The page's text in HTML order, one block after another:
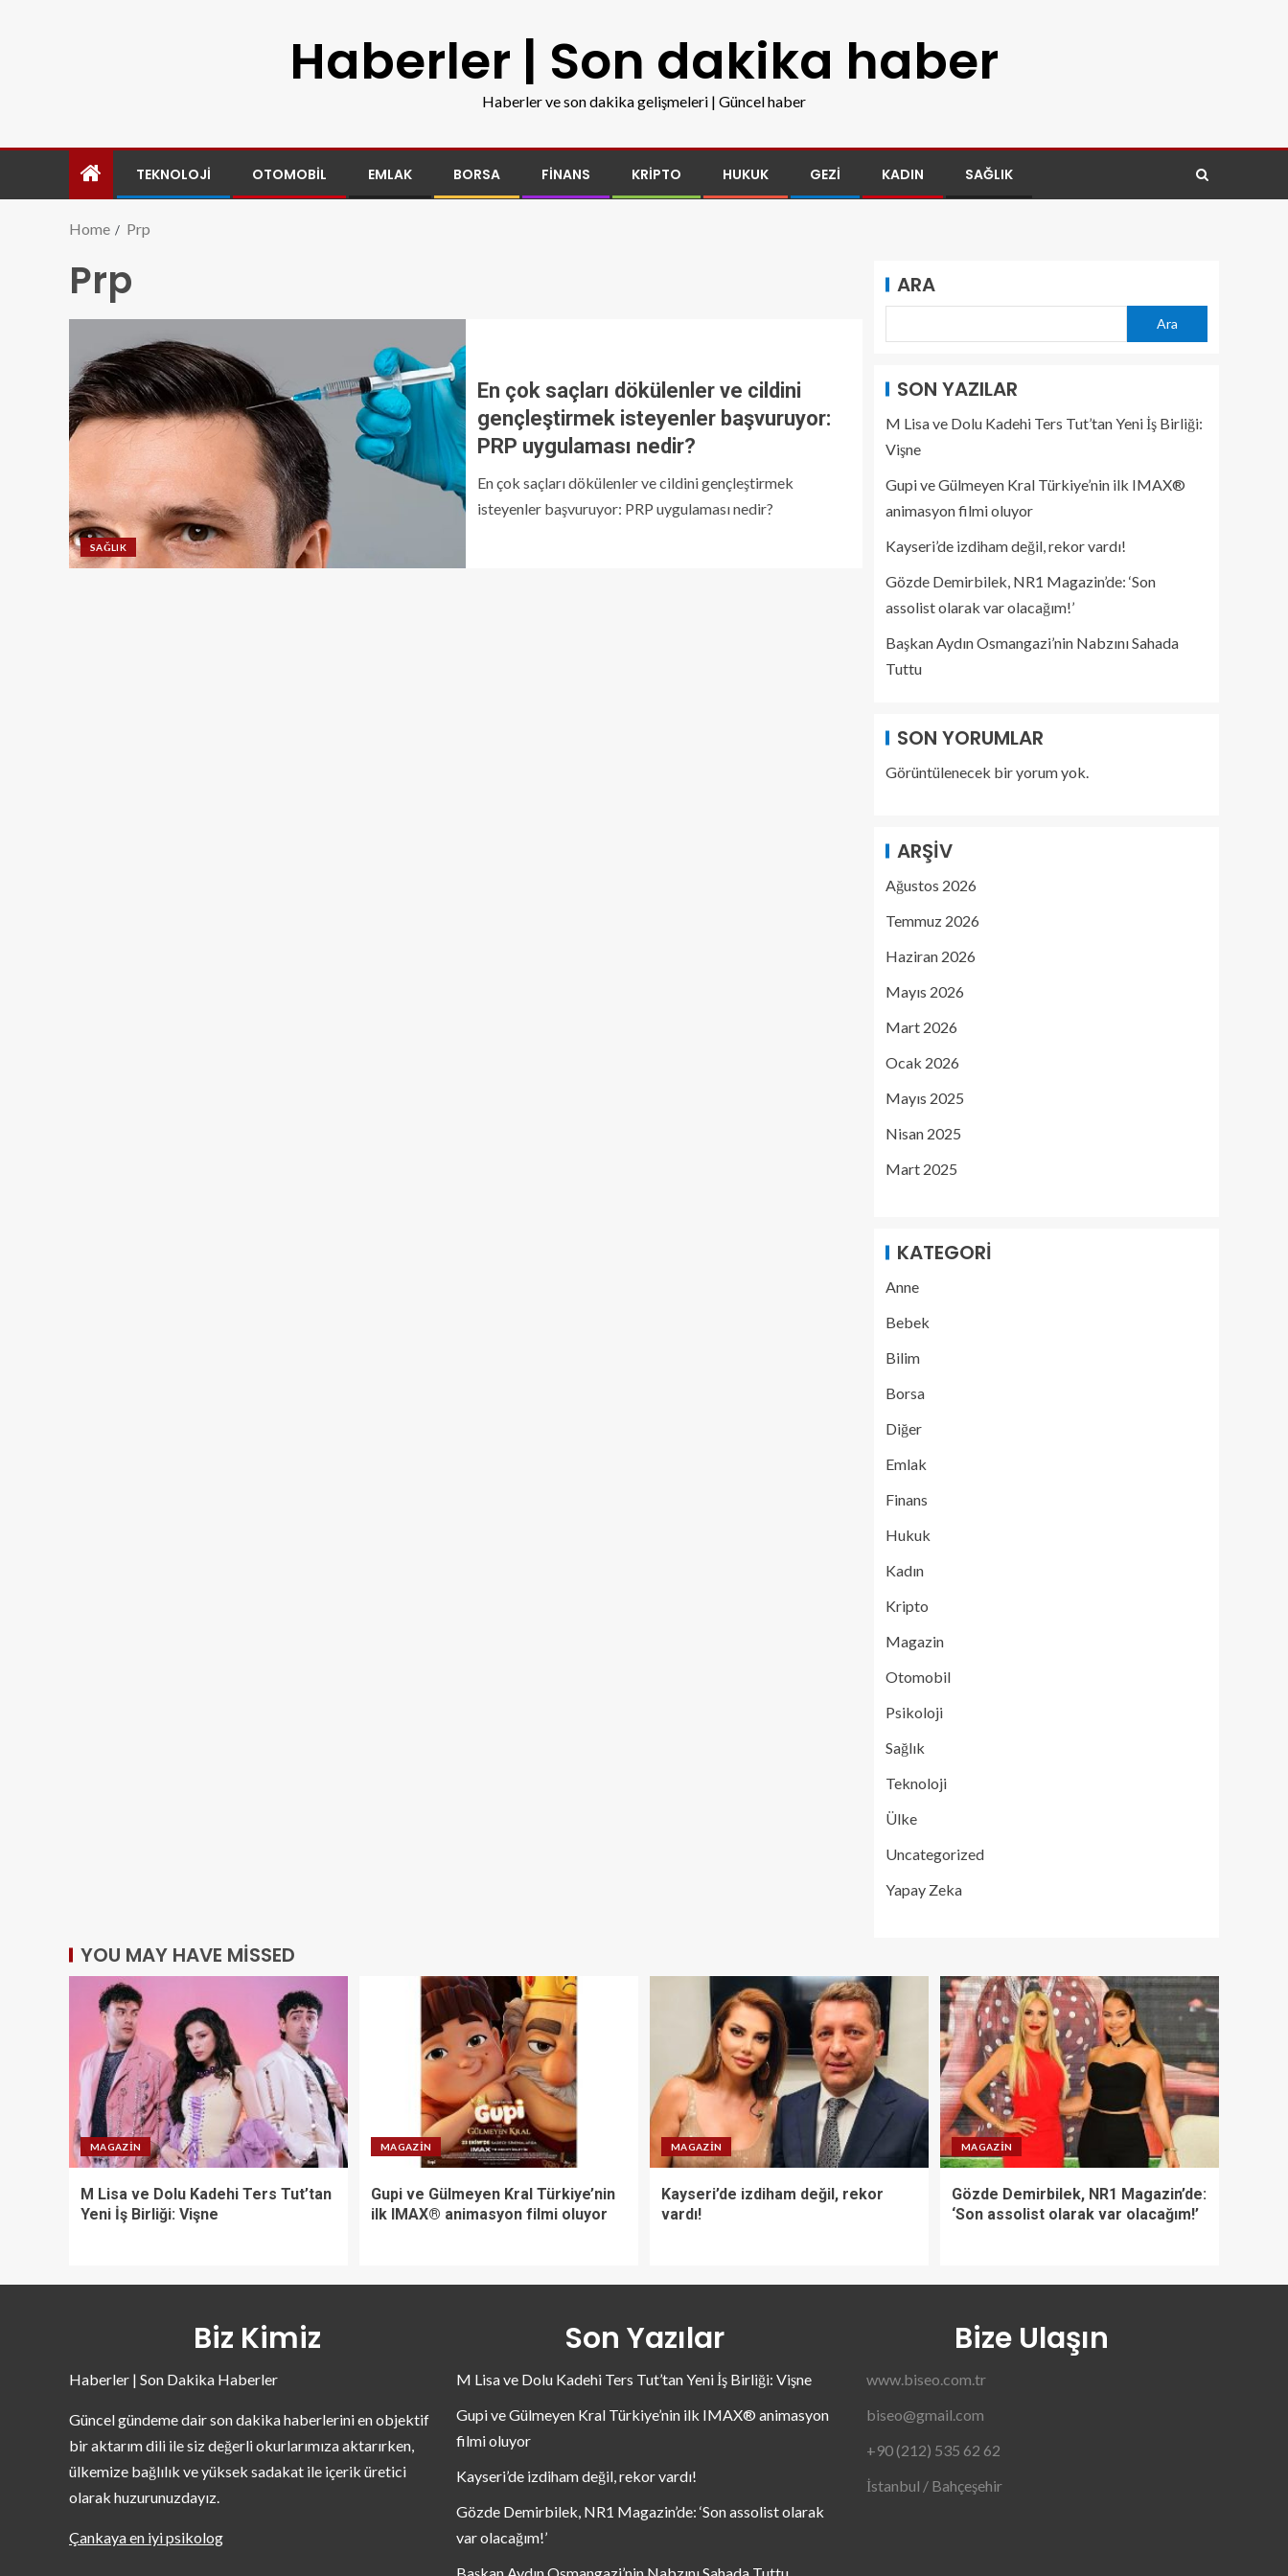
Haberler | Son dakika haber
Haberler ve son dakika gelişmeleri | Güncel haber
TEKNOLOJI OTOMOBIL EMLAK BORSA FINANS KRIPTO HUKUK GEZI KADIN SAĞLIK
Home Prp
Prp
SAĞLIK
En çok saçları dökülenler ve cildini
gençleştirmek isteyenler başvuruyor:
PRP uygulaması nedir?
En çok saçları dökülenler ve cildini gençleştirmek
isteyenler başvuruyor: PRP uygulaması nedir?
ARA
Ara
SON YAZILAR
M Lisa ve Dolu Kadehi Ters Tut’tan Yeni İş Birliği:
Vişne
Gupi ve Gülmeyen Kral Türkiye’nin ilk IMAX®
animasyon filmi oluyor
Kayseri’de izdiham değil, rekor vardı!
Gözde Demirbilek, NR1 Magazin’de: ‘Son
assolist olarak var olacağım!’
Başkan Aydın Osmangazi’nin Nabzını Sahada
Tuttu
SON YORUMLAR
Görüntülenecek bir yorum yok.
ARŞIV
Ağustos 2026
Temmuz 2026
Haziran 2026
Mayıs 2026
Mart 2026
Ocak 2026
Mayıs 2025
Nisan 2025
Mart 2025
KATEGORI
Anne
Bebek
Bilim
Borsa
Diğer
Emlak
Finans
Hukuk
Kadın
Kripto
Magazin
Otomobil
Psikoloji
Sağlık
Teknoloji
Ülke
Uncategorized
Yapay Zeka
YOU MAY HAVE MISSED
MAGAZIN
M Lisa ve Dolu Kadehi Ters Tut’tan
Yeni İş Birliği: Vişne
MAGAZIN
Gupi ve Gülmeyen Kral Türkiye’nin
ilk IMAX® animasyon filmi oluyor
MAGAZIN
Kayseri’de izdiham değil, rekor
vardı!
MAGAZIN
Gözde Demirbilek, NR1 Magazin’de:
‘Son assolist olarak var olacağım!’
Biz Kimiz
Haberler | Son Dakika Haberler
Güncel gündeme dair son dakika haberlerini en objektif
bir aktarım dili ile siz değerli okurlarımıza aktarırken,
ülkemize bağlılık ve yüksek sadakat ile içerik üretici
olarak huzurunuzdayız.
Çankaya en iyi psikolog
Son Yazılar
M Lisa ve Dolu Kadehi Ters Tut’tan Yeni İş Birliği: Vişne
Gupi ve Gülmeyen Kral Türkiye’nin ilk IMAX® animasyon
filmi oluyor
Kayseri’de izdiham değil, rekor vardı!
Gözde Demirbilek, NR1 Magazin’de: ‘Son assolist olarak
var olacağım!’
Bize Ulaşın
www.biseo.com.tr
biseo@gmail.com
+90 (212) 535 62 62
İstanbul / Bahçeşehir